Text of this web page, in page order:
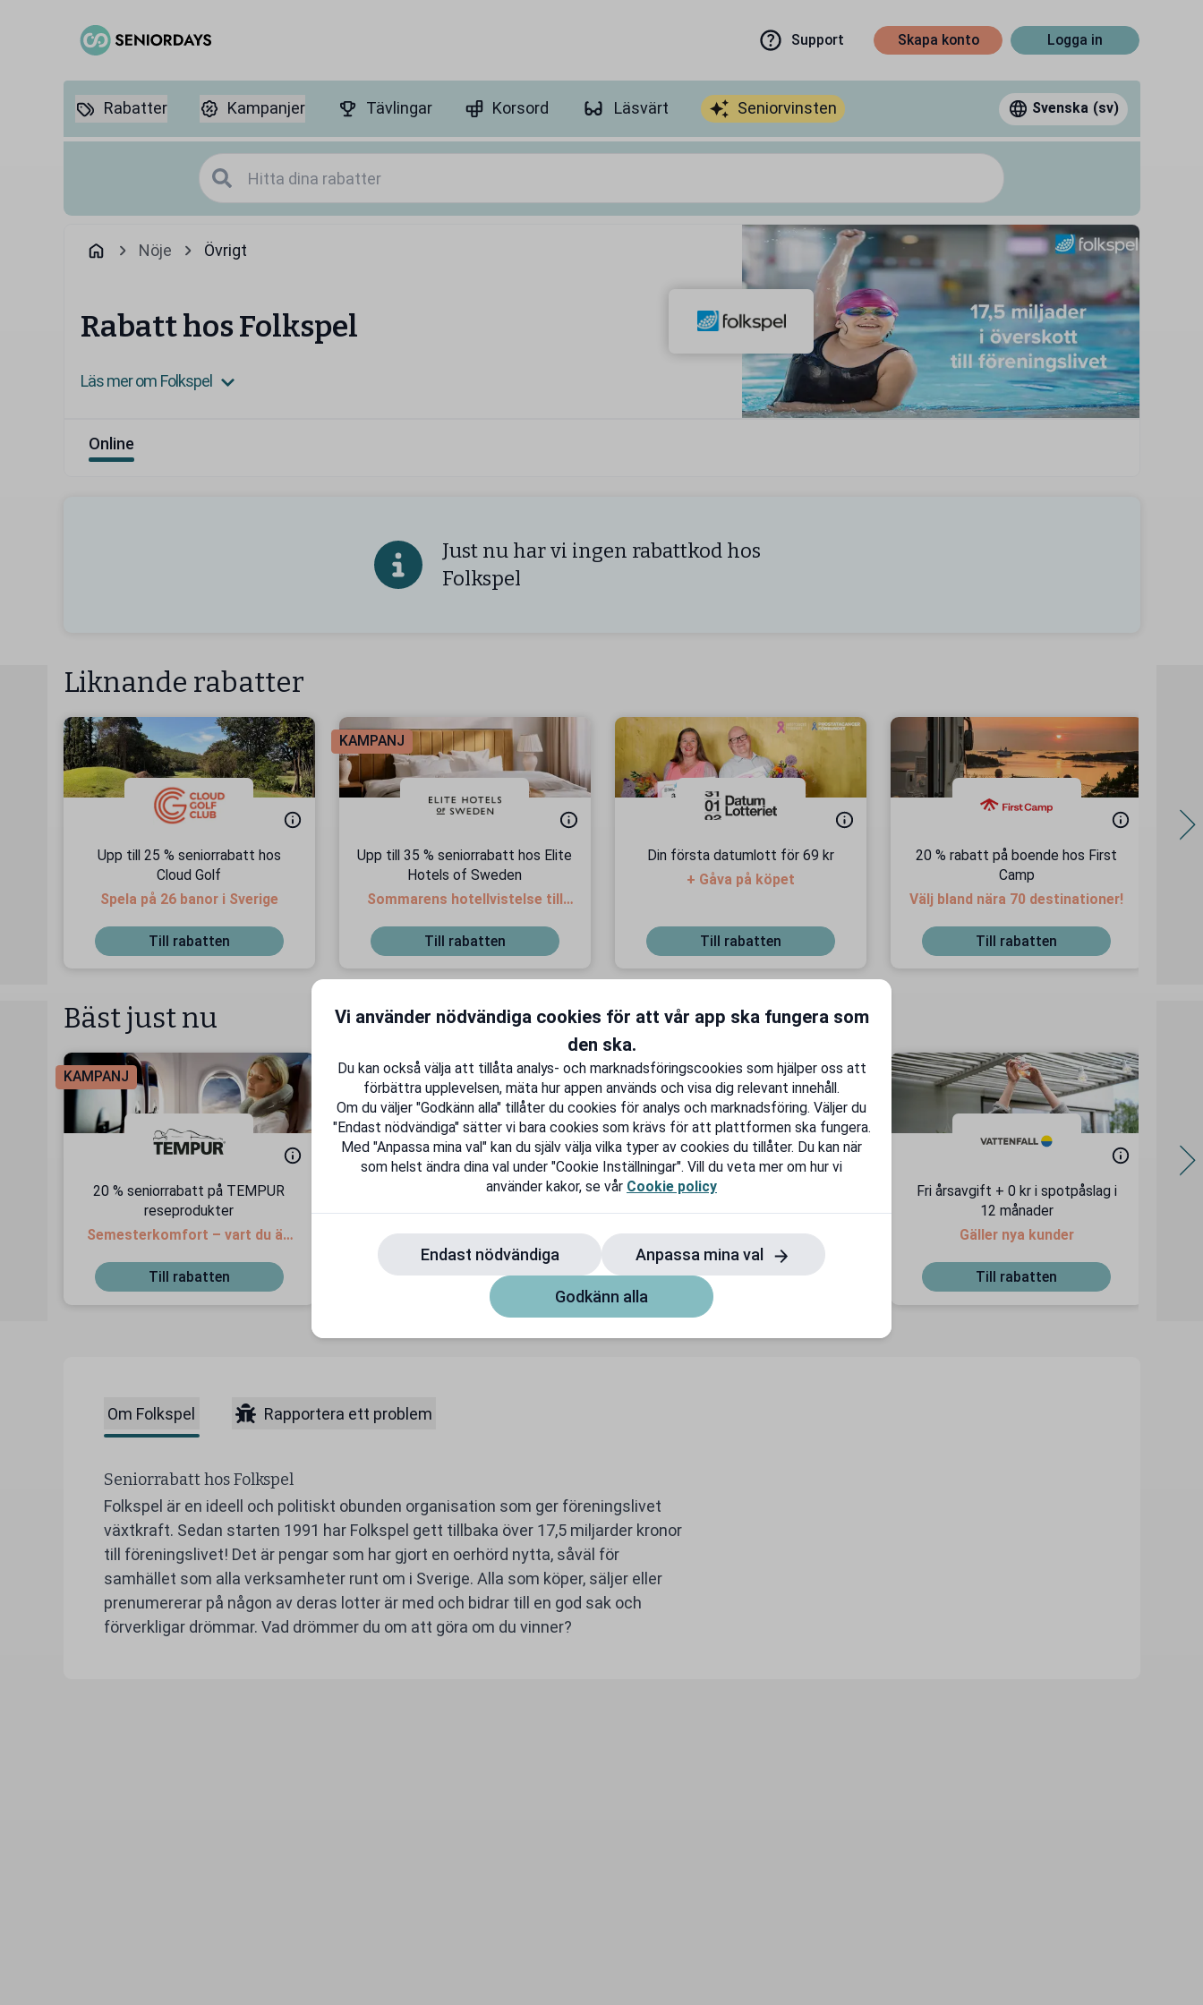
Support Skapa konto Logga in
Rabatter Kampanjer Tävlingar Korsord Läsvärt Seniorvinsten Svenska (sv)
Nöje Övrigt
Rabatt hos Folkspel
Läs mer om Folkspel
Online
Just nu har vi ingen rabattkod hos
Folkspel
Om Folkspel Rapportera ett problem
Seniorrabatt hos Folkspel
Folkspel är en ideell och politiskt obunden organisation som ger föreningslivet
växtkraft. Sedan starten 1991 har Folkspel gett tillbaka över 17,5 miljarder kronor
till föreningslivet! Det är pengar som har gjort en oerhörd nytta, såväl för
samhället som alla verksamheter runt om i Sverige. Alla som köper, säljer eller
prenumererar på någon av deras lotter är med och bidrar till en god sak och
förverkligar drömmar. Vad drömmer du om att göra om du vinner?
Liknande rabatter
Upp till 25 % seniorrabatt hos
Cloud Golf
Spela på 26 banor i Sverige
Till rabatten
KAMPANJ
Upp till 35 % seniorrabatt hos Elite
Hotels of Sweden
Sommarens hotellvistelse till
Till rabatten
Din första datumlott för 69 kr
+ Gåva på köpet
Till rabatten
20 % rabatt på boende hos First
Camp
Välj bland nära 70 destinationer!
Till rabatten
Bäst just nu
KAMPANJ
20 % seniorrabatt på TEMPUR
reseprodukter
Semesterkomfort – vart du än
Till rabatten
KAMPANJ
20 % seniorrabatt hos
Träningspartner
Gäller även på redan nedsatta
priser
Till rabatten
3 månader gratis Expressen
Premium
Ingen bindningstid
Till rabatten
Fri årsavgift + 0 kr i spotpåslag i
12 månader
Gäller nya kunder
Till rabatten
Vi använder nödvändiga cookies för att vår app ska fungera som
den ska.
Du kan också välja att tillåta analys- och marknadsföringscookies som hjälper oss att
förbättra upplevelsen, mäta hur appen används och visa dig relevant innehåll.
Om du väljer "Godkänn alla" tillåter du cookies för analys och marknadsföring. Väljer du
"Endast nödvändiga" sätter vi bara cookies som krävs för att plattformen ska fungera.
Med "Anpassa mina val" kan du själv välja vilka typer av cookies du tillåter. Du kan när
som helst ändra dina val under "Cookie Inställningar". Vill du veta mer om hur vi
använder kakor, se vår Cookie policy
Endast nödvändiga Anpassa mina val
Godkänn alla